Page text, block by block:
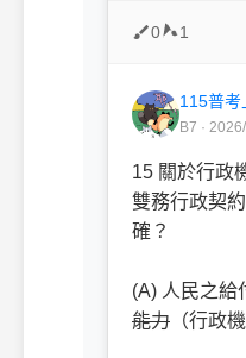
0 1
115普考
B7 ·
15 關於行政
雙務行政契
確？
(A) 人民之給
能力 （行政